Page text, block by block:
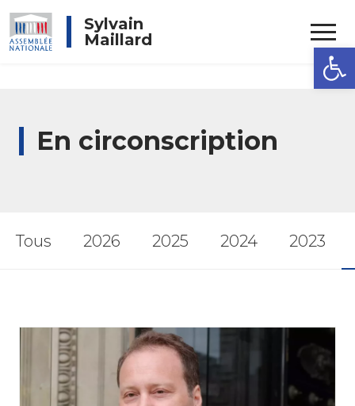
Ouvrir
Sylvain
Maillard
En circonscription
Tous 2026 2025 2024 2023